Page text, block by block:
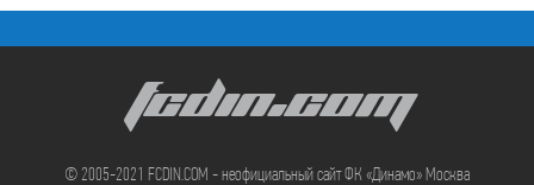
FCDIN.COM
© 2005-2021 FCDIN.COM - неофициальный сайт ФК «Динамо» Москва